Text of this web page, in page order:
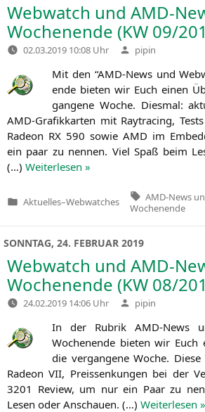
Webwatch und AMD-
Wochenende (KW 09/
02.03.2019 10:08 Uhr Verfasst
von
pipin
Mit den “AMD-News und
en­de bie­ten wir Euch einen
gan­ge­ne Woche. Dies­mal:
AMD-Gra­fik­kar­ten mit Ray­tra­cing,
Rade­on RX 590 sowie AMD im
ein paar zu nen­nen. Viel Spaß beim
(…) Wei­ter­le­sen »
Veröffentlicht
Aktuelles–Webwatches
Tags:
AMD-News
Wochenende
SONNTAG, 24. FEBRUAR 2019
Webwatch und AMD-
Wochenende (KW 08/
24.02.2019 14:06 Uhr Verfasst
von
pipin
In der Rubrik AMD-News
Wochen­en­de bie­ten wir Euch
die ver­gan­ge­ne Woche.
Rade­onVII, Preis­sen­kun­gen bei der
3201 Review, um nur ein Paar zu
Lesen oder Anschau­en. (…) Wei­ter­le­sen »